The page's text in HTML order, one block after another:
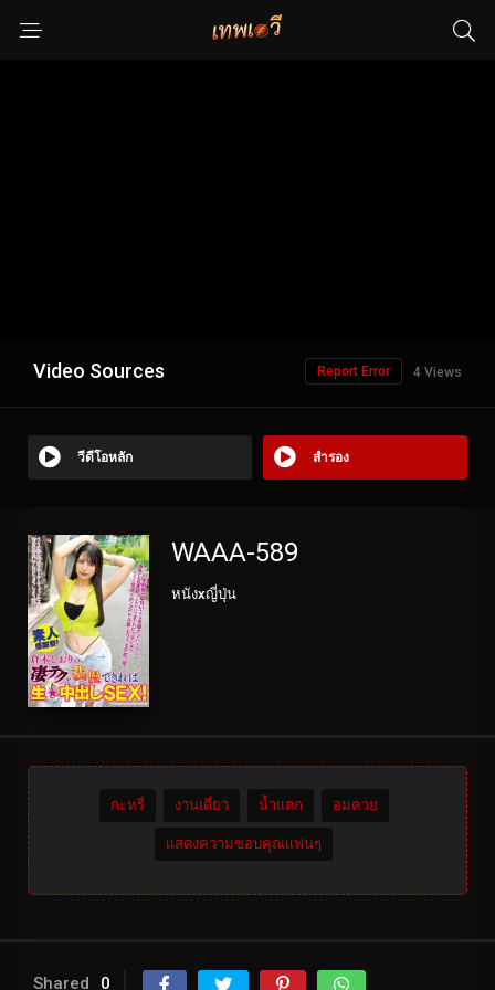
Video Sources 4 Views
Report Error
วีดีโอหลัก สำรอง
WAAA-589
หนังxญี่ปุ่น
กะหรี่ งานเดี่ยว น้ำแตก อมควย
แสดงความขอบคุณแฟนๆ
Shared 0